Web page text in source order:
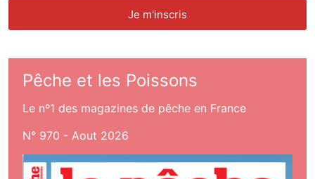
Pêche et les Poissons
Le nº1 des magazines de pêche en France
N° 970 - Aout 2026